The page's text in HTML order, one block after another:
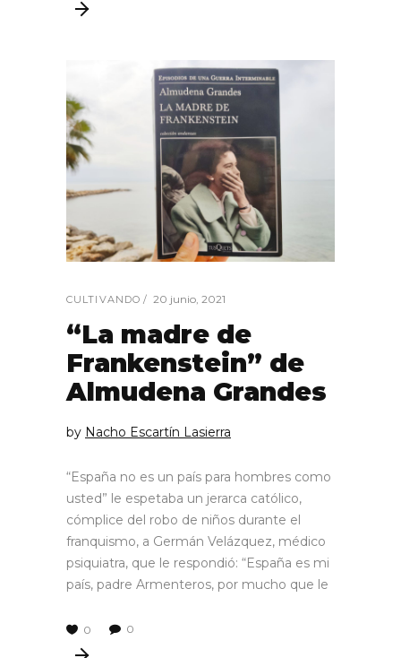
CULTIVANDO 20 junio, 2021
“La madre de
Frankenstein” de
Almudena Grandes
by Nacho Escartín Lasierra
“España no es un país para hombres como
usted” le espetaba un jerarca católico,
cómplice del robo de niños durante el
franquismo, a Germán Velázquez, médico
psiquiatra, que le respondió: “España es mi
país, padre Armenteros, por mucho que le
0 0